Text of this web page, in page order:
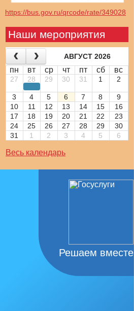
https://bus.gov.ru/qrcode/rate/349028
Наши мероприятия
АВГУСТ 2026
пн вт ср чт пт сб вс
27 28 29 30 31 1 2
3 4 5 6 7 8
9
10
11 12 13 14 15
16
17
18 19 20 21 22
23
24
25 26 27 28 29
30
31
1 2 3 4 5 6
Весь календарь
Решаем вместе